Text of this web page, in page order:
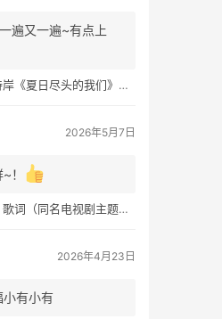
遍又一遍~有点上
头的我们》歌词及钢琴谱免费获取
2026年5月7日
！
词（同名电视剧主题曲）
2026年4月23日
小有小有